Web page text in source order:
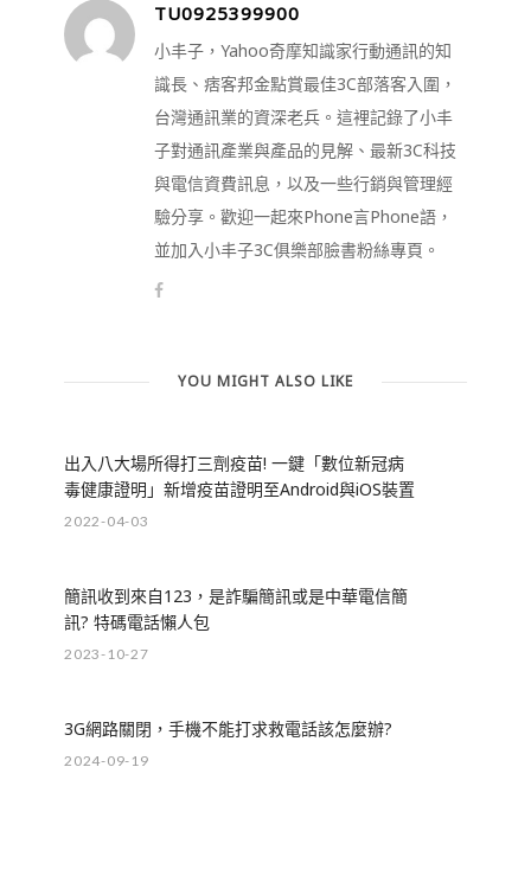
TU0925399900
小丰子，Yahoo奇摩知識家行動通訊的知
識長、痞客邦金點賞最佳3C部落客入圍，
台灣通訊業的資深老兵。這裡記錄了小丰
子對通訊產業與產品的見解、最新3C科技
與電信資費訊息，以及一些行銷與管理經
驗分享。歡迎一起來Phone言Phone語，
並加入小丰子3C俱樂部臉書粉絲專頁。
YOU MIGHT ALSO LIKE
出入八大場所得打三劑疫苗! 一鍵「數位新冠病
毒健康證明」新增疫苗證明至Android與iOS裝置
2022-04-03
簡訊收到來自123，是詐騙簡訊或是中華電信簡
訊? 特碼電話懶人包
2023-10-27
3G網路關閉，手機不能打求救電話該怎麼辦?
2024-09-19